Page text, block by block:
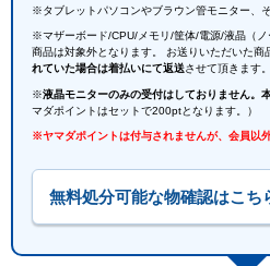
※タブレットパソコンやブラウン管モニター、
※マザーボード/CPU/メモリ/筐体/電源/液晶（
商品は対象外となります。 お送りいただいた商
れていた場合は着払いにて返送させて頂きます。
※液晶モニターのみの受付はしておりません。
マダポイントはセットで200ptとなります。）
※ヤマダポイントは付与されませんが、会員以
無料処分可能な物確認はこち